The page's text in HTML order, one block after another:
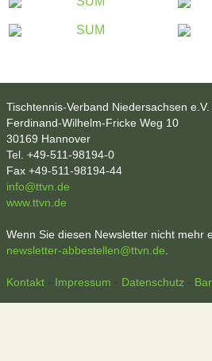
Tischtennis-Verband Niedersachsen e.V.
Ferdinand-Wilhelm-Fricke Weg 10
30169 Hannover
Tel. +49-511-98194-0
Fax +49-511-98194-44
info@ttvn.de
www.ttvn.de
Wenn Sie diesen Newsletter nicht mehr
newsletter-abbestellen@ttvn.de
Kontakt · Impressum · Datenschutz ·